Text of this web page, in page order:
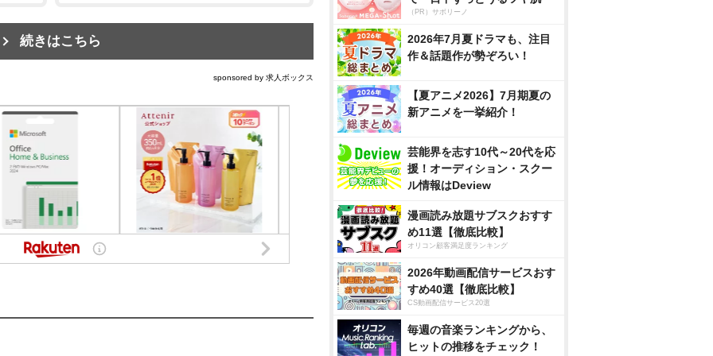
続きはこちら
sponsored by 求人ボックス
（PR）サボリーノ
2026年7月夏ドラマも、注目
作＆話題作が勢ぞろい！
【夏アニメ2026】7月期夏の
新アニメを一挙紹介！
芸能界を志す10代～20代を応
援！オーディション・スクー
ル情報はDeview
漫画読み放題サブスクおすす
め11選【徹底比較】
オリコン顧客満足度ランキング
2026年動画配信サービスおす
すめ40選【徹底比較】
CS動画配信サービス20選
毎週の音楽ランキングから、
ヒットの推移をチェック！